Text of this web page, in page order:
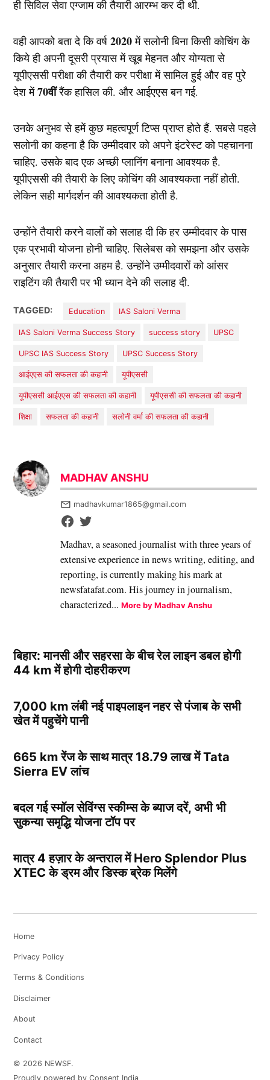
ही सिविल सेवा एग्जाम की तैयारी आरम्भ कर दी थी.
वही आपको बता दे कि वर्ष2020में सलोनी बिना किसी कोचिंग के
किये ही अपनी दूसरी प्रयास में खूब मेहनत और योग्यता से
यूपीएससी परीक्षा की तैयारी कर परीक्षा में सामिल हुई और वह पुरे
देश में70वींरैंक हासिल की. और आईएएस बन गई.
उनके अनुभव से हमें कुछ महत्वपूर्ण टिप्स प्राप्त होते हैं. सबसे पहले
सलोनी का कहना है कि उम्मीदवार को अपने इंटरेस्ट को पहचानना
चाहिए. उसके बाद एक अच्छी प्लानिंग बनाना आवश्यक है.
यूपीएससी की तैयारी के लिए कोचिंग की आवश्यकता नहीं होती.
लेकिन सही मार्गदर्शन की आवश्यकता होती है.
उन्होंने तैयारी करने वालों को सलाह दी कि हर उम्मीदवार के पास
एक प्रभावी योजना होनी चाहिए. सिलेबस को समझना और उसके
अनुसार तैयारी करना अहम है. उन्होंने उम्मीदवारों को आंसर
राइटिंग की तैयारी पर भी ध्यान देने की सलाह दी.
TAGGED: Education IAS Saloni Verma
IAS Saloni Verma Success Story success story UPSC
UPSC IAS Success Story UPSC Success Story
आईएएस की सफलता की कहानी यूपीएससी
यूपीएससी आईएएस की सफलता की कहानी यूपीएससी की सफलता की कहानी
शिक्षा सफलता की कहानी सलोनी वर्मा की सफलता की कहानी
MADHAV ANSHU
madhavkumar1865@gmail.com
Madhav, a seasoned journalist with three years of
extensive experience in news writing, editing, and
reporting, is currently making his mark at
newsfatafat.com. His journey in journalism,
characterized...More by Madhav Anshu
बिहार: मानसी और सहरसा के बीच रेल लाइन डबल होगी
44 km में होगी दोहरीकरण
7,000 km लंबी नई पाइपलाइन नहर से पंजाब के सभी
खेत में पहुचेंगे पानी
665 km रेंज के साथ मात्र 18.79 लाख में Tata
Sierra EV लांच
बदल गई स्मॉल सेविंग्स स्कीम्स के ब्याज दरें, अभी भी
सुकन्या समृद्धि योजना टॉप पर
मात्र 4 हज़ार के अन्तराल में Hero Splendor Plus
XTEC के ड्रम और डिस्क ब्रेक मिलेंगे
Home
Privacy Policy
Terms & Conditions
Disclaimer
About
Contact
© 2026 NEWSF.
Proudly powered by Consent India